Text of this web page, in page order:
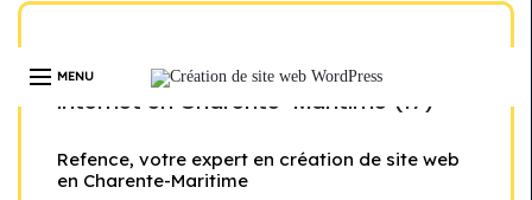
Notre service de création de site
internet en Charente-Maritime (17)
Refence, votre expert en création de site web
en Charente-Maritime